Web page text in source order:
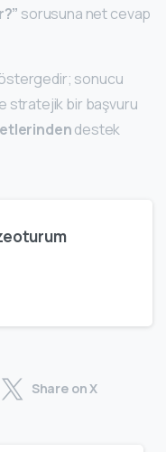
sorusuna net cevap
sonucu
stratejik bir başvuru
destek
Share on X